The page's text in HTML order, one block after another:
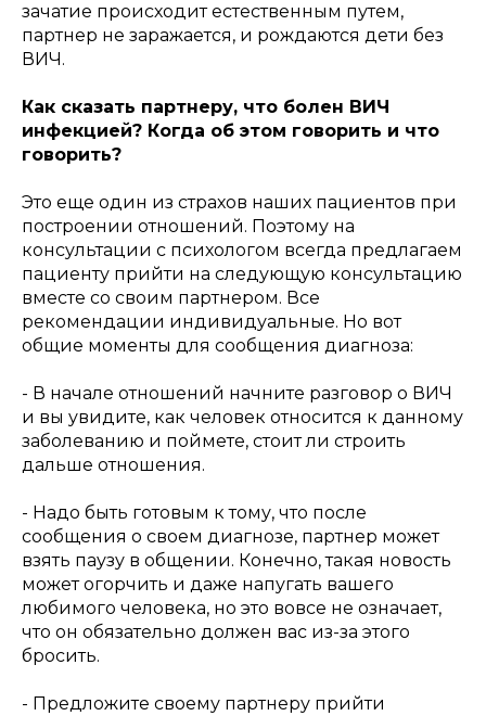
зачатие происходит естественным путем,
партнер не заражается, и рождаются дети без
ВИЧ.
Как сказать партнеру, что болен ВИЧ
инфекцией? Когда об этом говорить и что
говорить?
Это еще один из страхов наших пациентов при
построении отношений. Поэтому на
консультации с психологом всегда предлагаем
пациенту прийти на следующую консультацию
вместе со своим партнером. Все
рекомендации индивидуальные. Но вот
общие моменты для сообщения диагноза:
- В начале отношений начните разговор о ВИЧ
и вы увидите, как человек относится к данному
заболеванию и поймете, стоит ли строить
дальше отношения.
- Надо быть готовым к тому, что после
сообщения о своем диагнозе, партнер может
взять паузу в общении. Конечно, такая новость
может огорчить и даже напугать вашего
любимого человека, но это вовсе не означает,
что он обязательно должен вас из-за этого
бросить.
- Предложите своему партнеру прийти